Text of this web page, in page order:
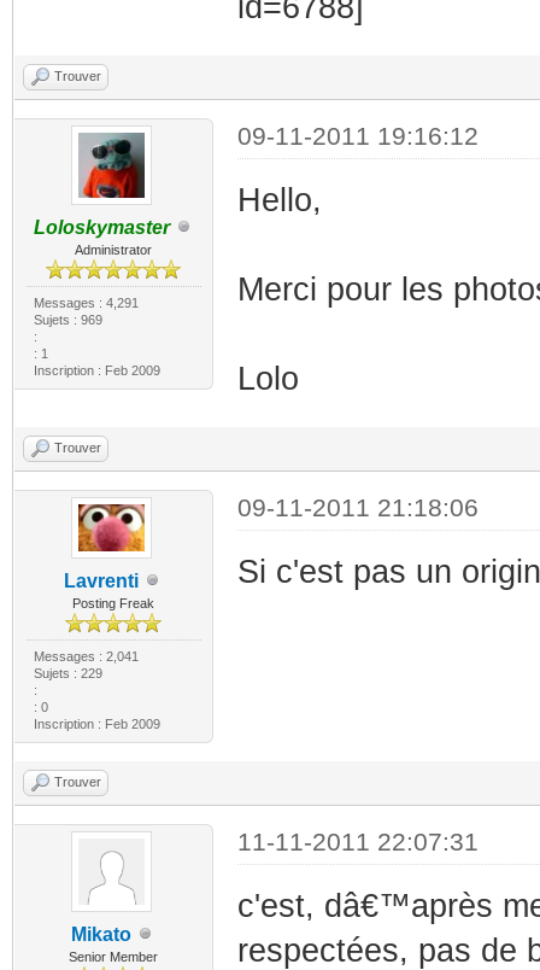
Trouver
Loloskymaster
Administrator
Messages : 4,291
Sujets : 969
:
: 1
Inscription : Feb 2009
09-11-2011 19:16:12
Hello,
Merci pour les
Lolo
Trouver
Lavrenti
Posting Freak
Messages : 2,041
Sujets : 229
:
: 0
Inscription : Feb 2009
09-11-2011 21:18:06
Si c'est pas un
Trouver
Mikato
Senior Member
11-11-2011 22:07:31
c'est, dâ€™après
respectées, pas de